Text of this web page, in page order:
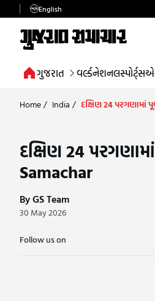
English
ગુજરાત વર્લ્ડનેશનલસ્પોર્ટ્સ
Home/ India / દક્ષિણ 24 પરગણામાં
દક્ષિણ 24
Samachar
By GS Team
30 May 2026
Follow us on